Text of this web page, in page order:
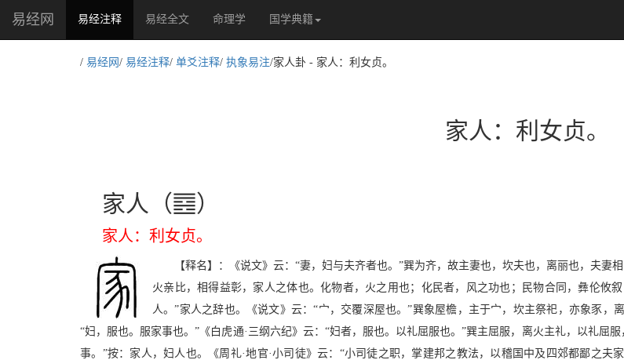
易经网 易经注释(current)易经全文 命理学 国学典籍
/ 易经网 / 易经注释/ 单爻注释/ 执象易注/家人卦 - 家人：利女贞。
家人：利女贞。
家人（O）
家人：利女贞。
【释名】：《说文》云：“妻，妇与夫齐者也。”巽为齐，故主妻也，坎夫也，离丽也，夫
火亲比，相得益彰，家人之体也。化物者，火之用也；化民者，风之功也；民物合同，彝伦攸
人。”家人之辞也。《说文》云：“宀，交覆深屋也。”巽象屋檐，主于宀，坎主祭祀，亦象豕，
“妇，服也。服家事也。”《白虎通·三纲六纪》云：“妇者，服也。以礼屈服也。”巽主屈服，离火主礼，以礼屈
事。”按：家人，妇人也。《周礼·地官·小司徒》云：“小司徒之职，掌建邦之教法，以稽国中及四郊都鄙之夫